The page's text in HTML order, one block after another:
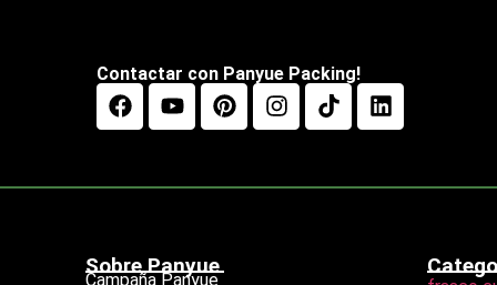
Contactar con Panyue Packing!
Sobre Panyue
Campaña Panyue